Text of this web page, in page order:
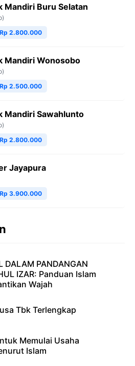
Mandiri Buru Selatan
Rp 2.800.000
Mandiri Wonosobo
Rp 2.500.000
Mandiri Sawahlunto
Rp 2.800.000
Jayapura
Rp 3.900.000
DALAM PANDANGAN
IZAR: Panduan Islam
Wajah
Tbk Terlengkap
Memulai Usaha
Islam